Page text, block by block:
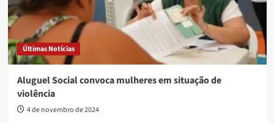
Últimas Notícias
Aluguel Social convoca mulheres em situação de
violência
4 de novembro de 2024